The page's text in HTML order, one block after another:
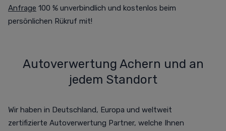
Anfrage 100 % unverbindlich und kostenlos beim
persönlichen Rükruf mit!
Autoverwertung Achern und an
jedem Standort
Wir haben in Deutschland, Europa und weltweit
zertifizierte Autoverwertung Partner, welche Ihnen